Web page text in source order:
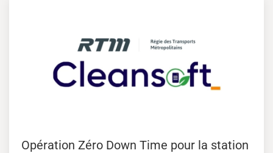
Opération Zéro Down Time pour la station